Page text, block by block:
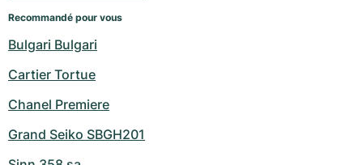
Recommandé pour vous
Bulgari Bulgari
Cartier Tortue
Chanel Premiere
Grand Seiko SBGH201